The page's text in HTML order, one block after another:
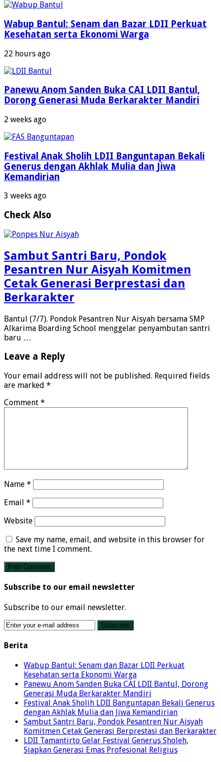
Wabup Bantul: Senam dan Bazar LDII Perkuat
Kesehatan serta Ekonomi Warga
22 hours ago
Panewu Anom Sanden Buka CAI LDII Bantul,
Dorong Generasi Muda Berkarakter Mandiri
2 weeks ago
Festival Anak Sholih LDII Banguntapan Bekali
Generus dengan Akhlak Mulia dan Jiwa
Kemandirian
3 weeks ago
Check Also
Sambut Santri Baru, Pondok
Pesantren Nur Aisyah Komitmen
Cetak Generasi Berprestasi dan
Berkarakter
Bantul (7/7). Pondok Pesantren Nur Aisyah bersama SMP
Alkarima Boarding School menggelar penyambutan santri
baru …
Leave a Reply
Your email address will not be published. Required fields
are marked *
Comment *
Name *
Email *
Website
Save my name, email, and website in this browser for
the next time I comment.
Subscribe to our email newsletter
Subscribe to our email newsletter.
Berita
Wabup Bantul: Senam dan Bazar LDII Perkuat
Kesehatan serta Ekonomi Warga
Panewu Anom Sanden Buka CAI LDII Bantul, Dorong
Generasi Muda Berkarakter Mandiri
Festival Anak Sholih LDII Banguntapan Bekali Generus
dengan Akhlak Mulia dan Jiwa Kemandirian
Sambut Santri Baru, Pondok Pesantren Nur Aisyah
Komitmen Cetak Generasi Berprestasi dan Berkarakter
LDII Tamantirto Gelar Festival Generus Sholeh,
Siapkan Generasi Emas Profesional Religius